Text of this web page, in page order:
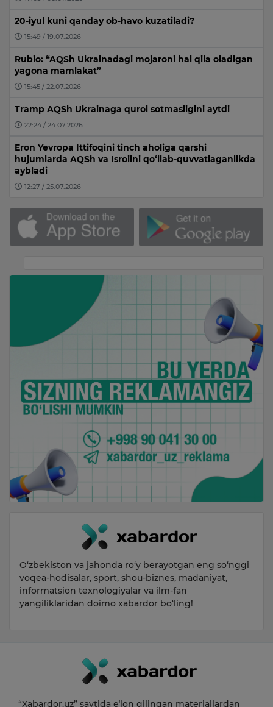
20-iyul kuni qanday ob-havo kuzatiladi?
15:49 / 19.07.2026
Rubio: “AQSh Ukrainadagi mojaroni hal qila oladigan
yagona mamlakat”
15:45 / 22.07.2026
Tramp AQSh Ukrainaga qurol sotmasligini aytdi
22:24 / 24.07.2026
Eron Yevropa Ittifoqini tinch aholiga qarshi
hujumlarda AQSh va Isroilni qo‘llab-quvvatlaganlikda
aybladi
12:27 / 25.07.2026
O‘zbekiston va jahonda ro‘y berayotgan eng so‘nggi
voqea-hodisalar, sport, shou-biznes, madaniyat,
informatsion texnologiyalar va ilm-fan
yangiliklaridan doimo xabardor bo‘ling!
“Xabardor.uz” saytida eʼlon qilingan materiallardan